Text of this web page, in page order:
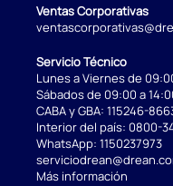
Ventas Corporativas
Servicio Técnico
Lunes a Viernes de
Sábados de 09:00 a
CABA y GBA: 115246-
Interior del país: 0800-
WhatsApp: 1150237973
Más información